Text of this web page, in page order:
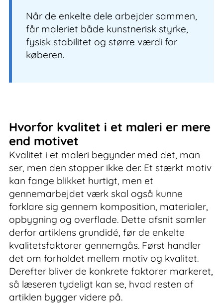
Når de enkelte dele arbejder sammen,
får maleriet både kunstnerisk styrke,
fysisk stabilitet og større værdi for
køberen.
Hvorfor kvalitet i et maleri er mere
end motivet
Kvalitet i et maleri begynder med det, man
ser, men den stopper ikke der. Et stærkt motiv
kan fange blikket hurtigt, men et
gennemarbejdet værk skal også kunne
forklare sig gennem komposition, materialer,
opbygning og overflade. Dette afsnit samler
derfor artiklens grundidé, før de enkelte
kvalitetsfaktorer gennemgås. Først handler
det om forholdet mellem motiv og kvalitet.
Derefter bliver de konkrete faktorer markeret,
så læseren tydeligt kan se, hvad resten af
artiklen bygger videre på.